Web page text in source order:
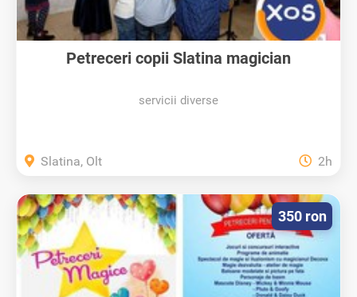
Petreceri copii Slatina magician
servicii diverse
Slatina, Olt 2h
350 ron